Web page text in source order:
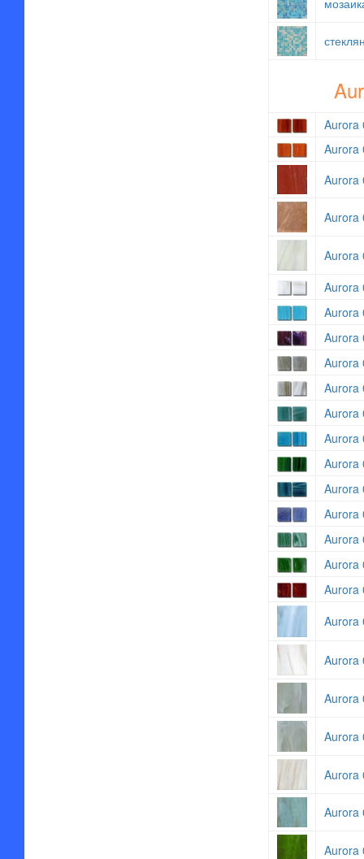
Aurora
Aurora
Aurora
Aurora
Aurora
Aurora
Aurora
Aurora
Aurora
Aurora
Aurora
Aurora
Aurora
Aurora
Aurora
Aurora
Aurora
Aurora
Aurora
Aurora
Aurora
Aurora
Aurora
Aurora
Aurora